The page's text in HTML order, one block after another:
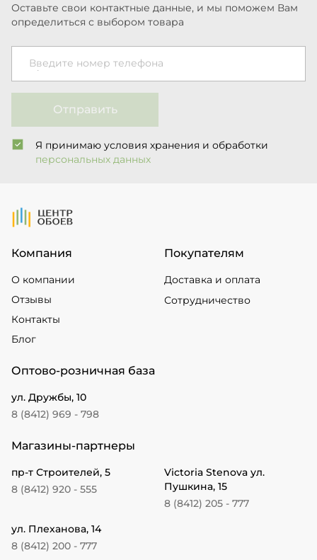
Оставьте свои контактные данные, и мы поможем Вам
определиться с выбором товара
Введите номер телефона
Отправить
Я принимаю условия хранения и обработки
персональных данных
На Главную
Компания
О компании
Отзывы
Контакты
Блог
Покупателям
Доставка и оплата
Сотрудничество
Оптово-розничная база
ул. Дружбы, 10
8 (8412) 969 - 798
Магазины-партнеры
пр-т Строителей, 5
8 (8412) 920 - 555
Victoria Stenova ул.
Пушкина, 15
8 (8412) 205 - 777
ул. Плеханова, 14
8 (8412) 200 - 777